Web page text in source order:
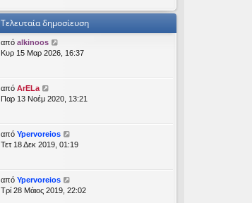
Τελευταία δημοσίευση
από alkinoos
Κυρ 15 Μαρ 2026, 16:37
από ArELa
Παρ 13 Νοέμ 2020, 13:21
από Ypervoreios
Τετ 18 Δεκ 2019, 01:19
από Ypervoreios
Τρί 28 Μάιος 2019, 22:02